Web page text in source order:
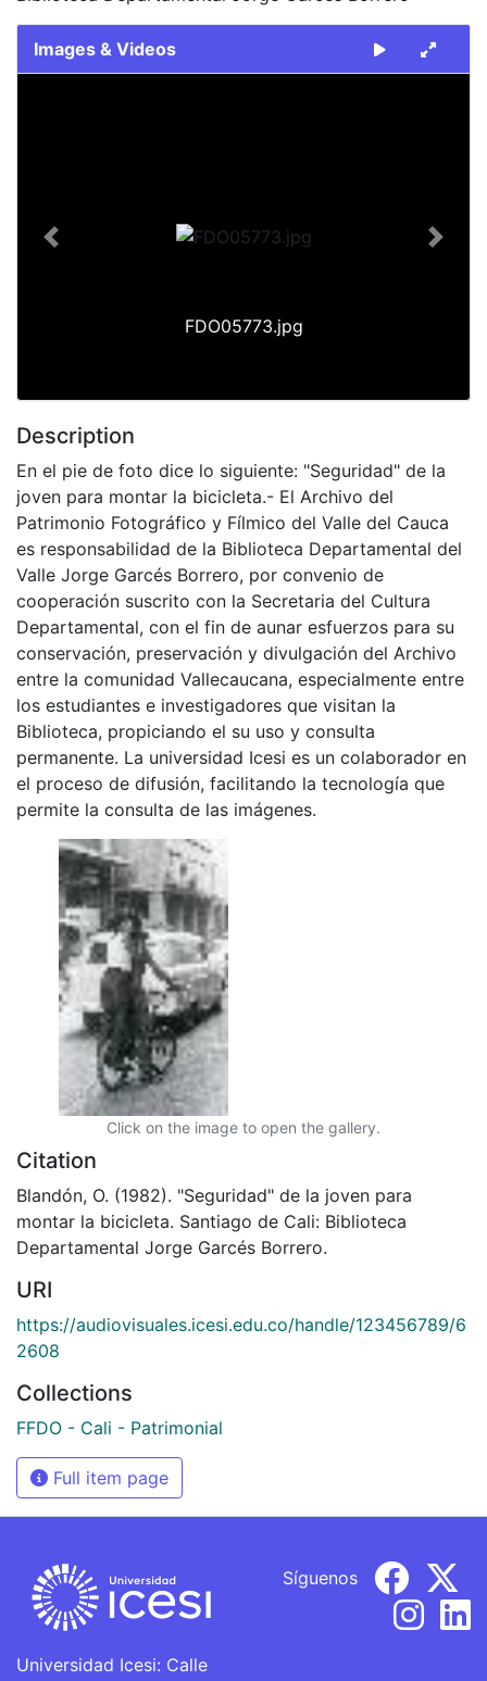
Images & Videos
FDO05773.jpg
Previous Next
Description
En el pie de foto dice lo siguiente: "Seguridad" de la
joven para montar la bicicleta.- El Archivo del
Patrimonio Fotográfico y Fílmico del Valle del Cauca
es responsabilidad de la Biblioteca Departamental del
Valle Jorge Garcés Borrero, por convenio de
cooperación suscrito con la Secretaria del Cultura
Departamental, con el fin de aunar esfuerzos para su
conservación, preservación y divulgación del Archivo
entre la comunidad Vallecaucana, especialmente entre
los estudiantes e investigadores que visitan la
Biblioteca, propiciando el su uso y consulta
permanente. La universidad Icesi es un colaborador en
el proceso de difusión, facilitando la tecnología que
permite la consulta de las imágenes.
Click on the image to open the gallery.
Citation
Blandón, O. (1982). "Seguridad" de la joven para
montar la bicicleta. Santiago de Cali: Biblioteca
Departamental Jorge Garcés Borrero.
URI
https://audiovisuales.icesi.edu.co/handle/123456789/6
2608
Collections
FFDO - Cali - Patrimonial
Full item page
Universidad Icesi: Calle
Síguenos